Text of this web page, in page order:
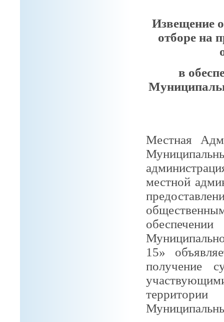
Извещение
отборе на
в
Местная
местной
15»
получение